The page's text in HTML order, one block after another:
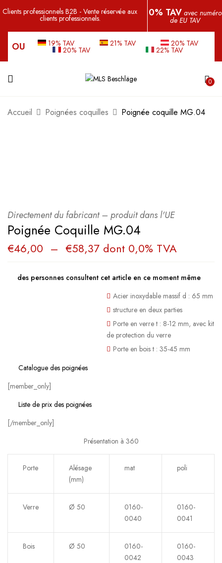
Clients professionnels B2B - Vente réservée aux
clients professionnels. 0% TAV avec numéro
de EU TAV
OU 19% TAV 21% TAV 20% TAV
20% TAV 22% TAV
0
Accueil Poignées coquilles Poignée coquille MG.04
Directement du fabricant – produit dans l'UE
Poignée Coquille MG.04
€46,00 – €58,37 dont 0,0% TVA
des personnes consultent cet article en ce moment même
Acier inoxydable massif d : 65 mm
structure en deux parties
Porte en verre t : 8-12 mm, avec kit
de protection du verre
Porte en bois t : 35-45 mm
Catalogue des poignées
[member_only]
Liste de prix des poignées
[/member_only]
Présentation à 360
Porte
Alésage
(mm)
mat poli
Verre Ø 50
0160-
0040
0160-
0041
Bois Ø 50
0160-
0042
0160-
0043